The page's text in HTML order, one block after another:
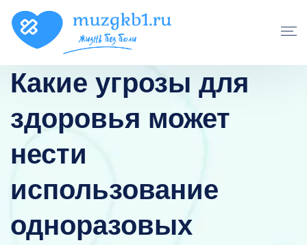
Какие угрозы для
здоровья может
нести
использование
одноразовых